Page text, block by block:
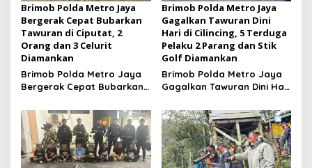
Brimob Polda Metro Jaya
Bergerak Cepat Bubarkan
Tawuran di Ciputat, 2
Orang dan 3 Celurit
Diamankan
Brimob Polda Metro Jaya
Bergerak Cepat Bubarkan
Orang dan 3 Celurit
Diamankan
Brimob Polda Metro Jaya
Gagalkan Tawuran Dini
Hari di Cilincing, 5 Terduga
Pelaku 2 Parang dan Stik
Golf Diamankan
Brimob Polda Metro Jaya
Gagalkan Tawuran Dini Hari
Pelaku 2 Parang dan Stik
Golf Diamankan